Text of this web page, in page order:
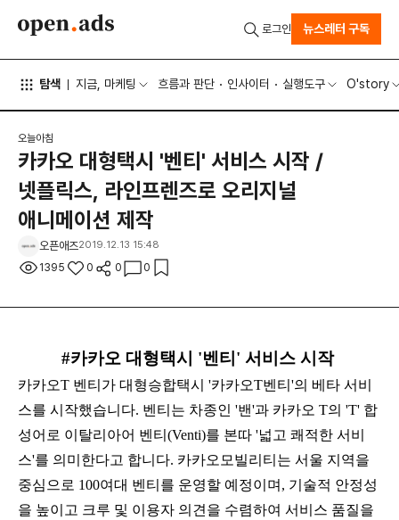
탐색 지금, 마케팅 흐름과 판단 인사이터 실행도구 O'story
로그인 뉴스레터 구독
오늘아침
카카오 대형택시 '벤티' 서비스 시작 /
넷플릭스, 라인프렌즈로 오리지널
애니메이션 제작
오픈애즈2019.12.13 15:48
1395 0 0 0
#카카오 대형택시 '벤티' 서비스 시작
카카오T 벤티가 대형승합택시 '카카오T벤티'의 베타 서비
스를 시작했습니다. 벤티는 차종인 '밴'과 카카오 T의 'T' 합
성어로 이탈리아어 벤티(Venti)를 본따 '넓고 쾌적한 서비
스'를 의미한다고 합니다. 카카오모빌리티는 서울 지역을
중심으로 100여대 벤티를 운영할 예정이며, 기술적 안정성
을 높이고 크루 및 이용자 의견을 수렴하여 서비스 품질을